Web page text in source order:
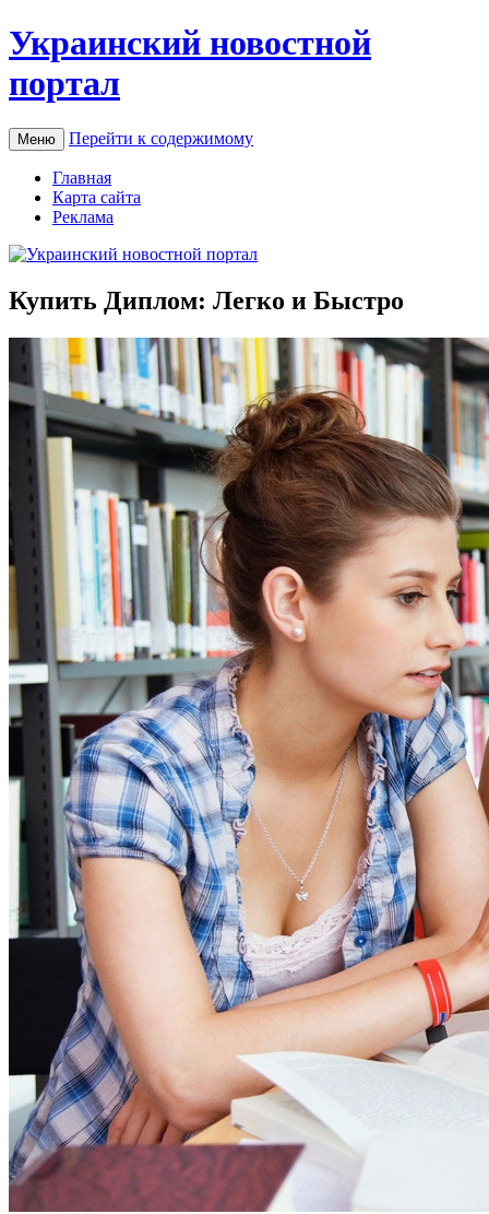
Украинский новостной
портал
Меню Перейти к содержимому
Главная
Карта сайта
Реклама
Купить Диплом: Легко и Быстро